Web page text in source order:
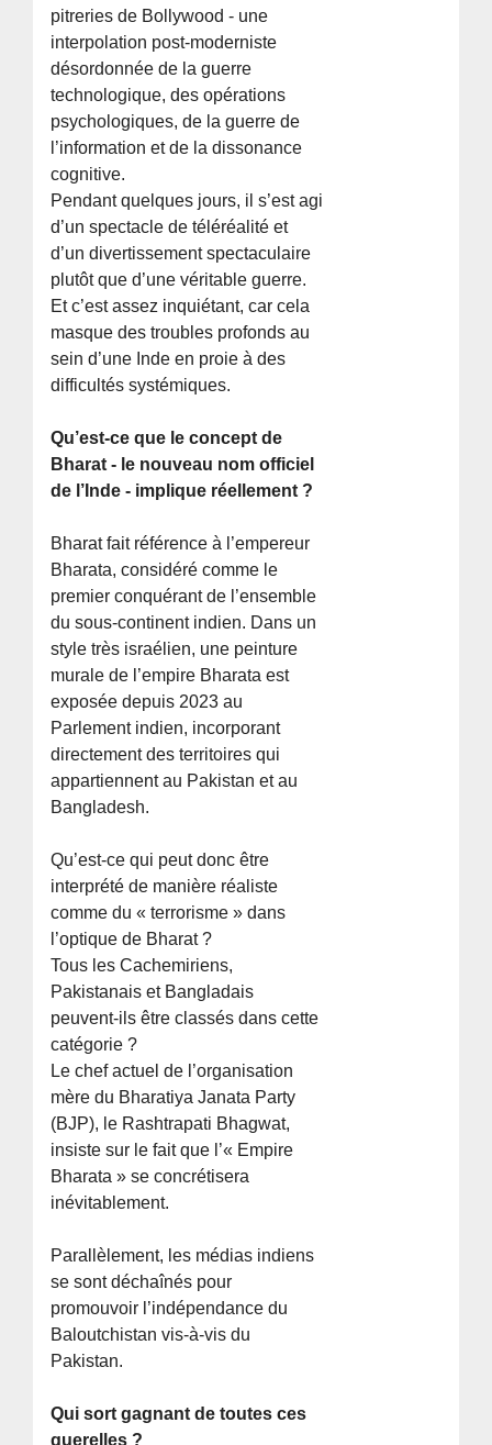
pitreries de Bollywood - une
interpolation post-moderniste
désordonnée de la guerre
technologique, des opérations
psychologiques, de la guerre de
l’information et de la dissonance
cognitive.
Pendant quelques jours, il s’est agi
d’un spectacle de téléréalité et
d’un divertissement spectaculaire
plutôt que d’une véritable guerre.
Et c’est assez inquiétant, car cela
masque des troubles profonds au
sein d’une Inde en proie à des
difficultés systémiques.
Qu’est-ce que le concept de
Bharat - le nouveau nom officiel
de l’Inde - implique réellement ?
Bharat fait référence à l’empereur
Bharata, considéré comme le
premier conquérant de l’ensemble
du sous-continent indien. Dans un
style très israélien, une peinture
murale de l’empire Bharata est
exposée depuis 2023 au
Parlement indien, incorporant
directement des territoires qui
appartiennent au Pakistan et au
Bangladesh.
Qu’est-ce qui peut donc être
interprété de manière réaliste
comme du « terrorisme » dans
l’optique de Bharat ?
Tous les Cachemiriens,
Pakistanais et Bangladais
peuvent-ils être classés dans cette
catégorie ?
Le chef actuel de l’organisation
mère du Bharatiya Janata Party
(BJP), le Rashtrapati Bhagwat,
insiste sur le fait que l’« Empire
Bharata » se concrétisera
inévitablement.
Parallèlement, les médias indiens
se sont déchaînés pour
promouvoir l’indépendance du
Baloutchistan vis-à-vis du
Pakistan.
Qui sort gagnant de toutes ces
querelles ?